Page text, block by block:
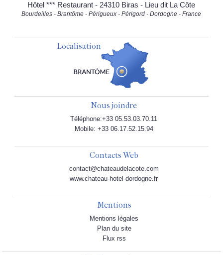
Hôtel *** Restaurant - 24310 Biras - Lieu dit La Côte
Bourdeilles - Brantôme - Périgueux - Périgord - Dordogne - France
Localisation
Nous joindre
Téléphone:+33 05.53.03.70.11
Mobile: +33 06.17.52.15.94
Contacts Web
contact@chateaudelacote.com
www.chateau-hotel-dordogne.fr
Mentions
Mentions légales
Plan du site
Flux rss